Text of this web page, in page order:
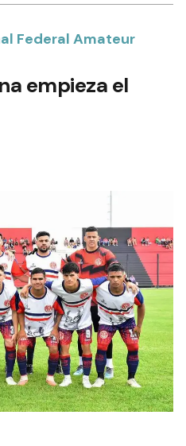
Federal Amateur
empieza el